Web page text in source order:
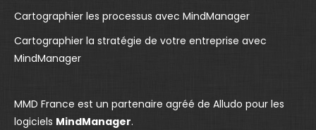
o
p
e
s
i
o
e
n
i
n
e
p
s
i
Cartographier les processus avec MindManager
Cartographier la stratégie de votre entreprise avec
MindManager
MMD France est un partenaire agréé de Alludo pour les
logiciels MindManager.